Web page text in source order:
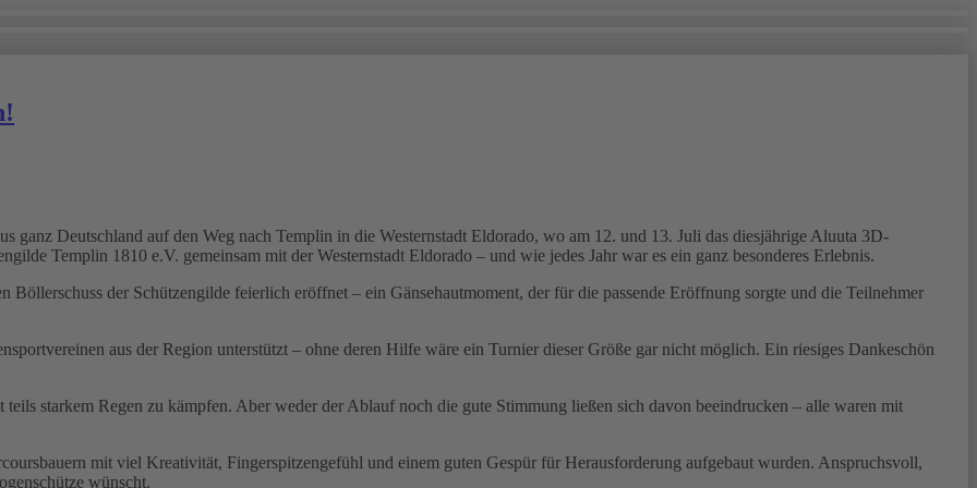
ganz Deutschland auf den Weg nach Templin in die Westernstadt Eldorado, wo am 12. und 13. Juli das diesjährige Aluuta 3D-
Templin 1810 e.V. gemeinsam mit der Westernstadt Eldorado – und wie jedes Jahr war es ein ganz besonderes Erlebnis.
Böllerschuss der Schützengilde feierlich eröffnet – ein Gänsehautmoment, der für die passende Eröffnung sorgte und die Teilnehmer
aus der Region unterstützt – ohne deren Hilfe wäre ein Turnier dieser Größe gar nicht möglich. Ein riesiges Dankeschön
starkem Regen zu kämpfen. Aber weder der Ablauf noch die gute Stimmung ließen sich davon beeindrucken – alle waren mit
mit viel Kreativität, Fingerspitzengefühl und einem guten Gespür für Herausforderung aufgebaut wurden. Anspruchsvoll,
wünscht.